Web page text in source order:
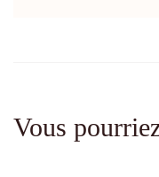
Vous